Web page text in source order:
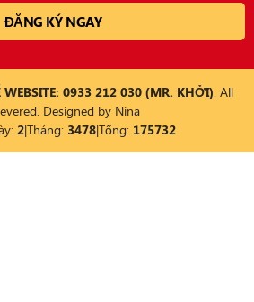
WEBSITE: 0933 212 030 (MR. KHỞI). All
Designed by Nina
2|Tháng: 3478|Tổng: 175732